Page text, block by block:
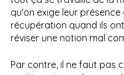
qu'on exige leur présence
récupération quand ils
réviser une notion mal
Par contre, il ne faut pas